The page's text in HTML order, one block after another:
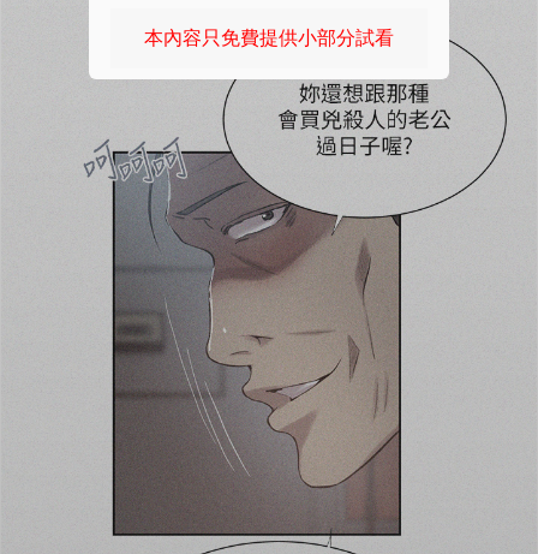
本內容只免費提供小部分試看